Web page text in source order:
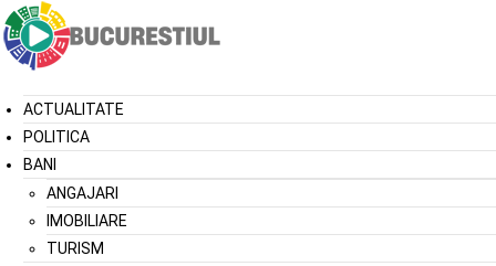
ACTUALITATE
POLITICA
BANI
ANGAJARI
IMOBILIARE
TURISM